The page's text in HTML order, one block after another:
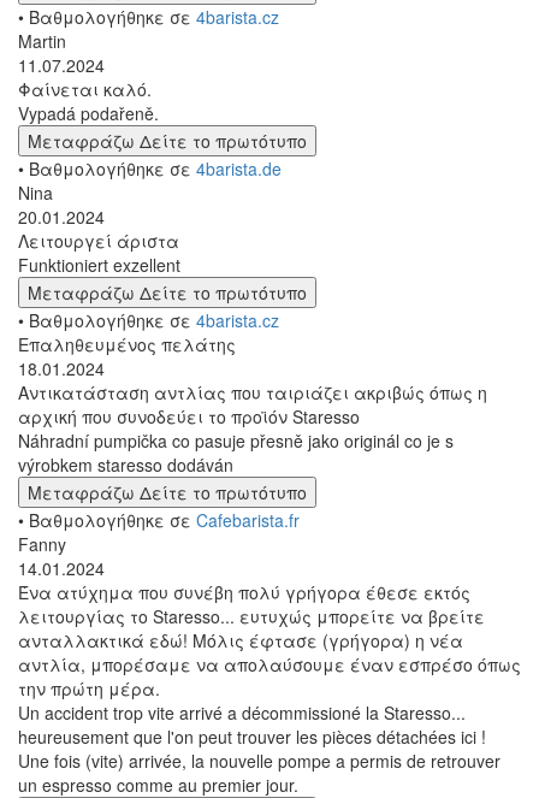
• Βαθμολογήθηκε σε 4barista.cz
Martin
11.07.2024
Φαίνεται καλό.
Vypadá podařeně.
Μεταφράζω Δείτε το πρωτότυπο
• Βαθμολογήθηκε σε 4barista.de
Nina
20.01.2024
Λειτουργεί άριστα
Funktioniert exzellent
Μεταφράζω Δείτε το πρωτότυπο
• Βαθμολογήθηκε σε 4barista.cz
Επαληθευμένος πελάτης
18.01.2024
Αντικατάσταση αντλίας που ταιριάζει ακριβώς όπως η
αρχική που συνοδεύει το προϊόν Staresso
Náhradní pumpička co pasuje přesně jako originál co je s
výrobkem staresso dodáván
Μεταφράζω Δείτε το πρωτότυπο
• Βαθμολογήθηκε σε Cafebarista.fr
Fanny
14.01.2024
Ένα ατύχημα που συνέβη πολύ γρήγορα έθεσε εκτός
λειτουργίας το Staresso... ευτυχώς μπορείτε να βρείτε
ανταλλακτικά εδώ! Μόλις έφτασε (γρήγορα) η νέα
αντλία, μπορέσαμε να απολαύσουμε έναν εσπρέσο όπως
την πρώτη μέρα.
Un accident trop vite arrivé a décommissioné la Staresso...
heureusement que l'on peut trouver les pièces détachées ici !
Une fois (vite) arrivée, la nouvelle pompe a permis de retrouver
un espresso comme au premier jour.